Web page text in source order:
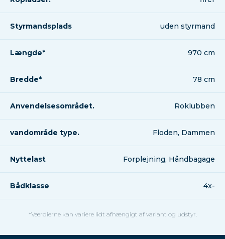
Styrmandsplads uden styrmand
Længde* 970 cm
Bredde* 78 cm
Anvendelsesområdet. Roklubben
vandområde type. Floden, Dammen
Nyttelast Forplejning, Håndbagage
Bådklasse 4x-
*Værdierne kan variere lidt afhængigt af variant og udstyr.